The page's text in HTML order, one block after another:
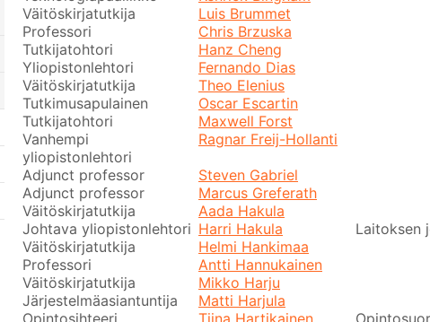
Väitöskirjatutkija
Luis Brummet
Professori
Chris Brzuska
Tutkijatohtori
Hanz Cheng
Yliopistonlehtori
Fernando Dias
Väitöskirjatutkija
Theo Elenius
Tutkimusapulainen
Oscar Escartin
Tutkijatohtori
Maxwell Forst
Vanhempi
yliopistonlehtori
Ragnar Freij-Hollanti
Adjunct professor
Steven Gabriel
Adjunct professor
Marcus Greferath
Väitöskirjatutkija
Aada Hakula
Johtava yliopistonlehtori Harri Hakula
Laitoksen
Väitöskirjatutkija
Helmi Hankimaa
Professori
Antti Hannukainen
Väitöskirjatutkija
Mikko Harju
Järjestelmäasiantuntija
Matti Harjula
Opintosihteeri
Tiina Hartikainen